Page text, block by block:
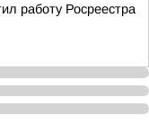
работу Росреестра